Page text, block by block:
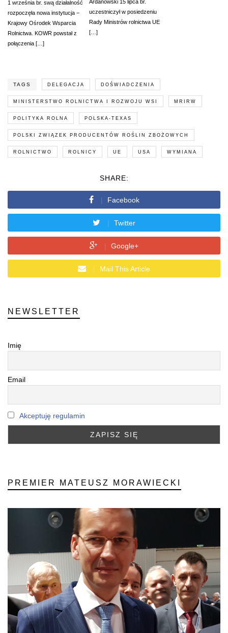
1 września br. swą działalność
rozpoczęła nowa instytucja −
Krajowy Ośrodek Wsparcia
Rolnictwa. KOWR powstał z
połączenia […]
Ardanowski 15 lipca br.
uczestniczył w posiedzeniu
Rady Ministrów rolnictwa UE
[…]
TAGS DELEGACJA DOŚWIADCZENIA
MINISTERSTWO ROLNICTWA I ROZWOJU WSI MRIRW
POLITYKA ROLNA POLSKA-TEXAS
POLSKI ZWIĄZEK PRODUCENTÓW ROŚLIN ZBOŻOWYCH
ROLNICTWO ROLNICY UE USA WYMIANA
SHARE:
Facebook
Twitter
Google+
Mail This Article
NEWSLETTER
Imię
Email
Akceptuję regulamin
PREMIER MATEUSZ MORAWIECKI